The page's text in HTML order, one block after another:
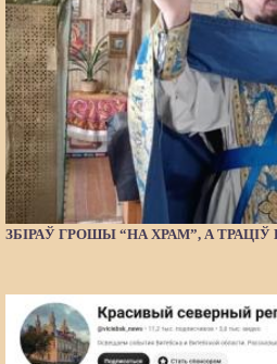
ЗБІРАЎ ГРОШЫ “НА ХРАМ”, А